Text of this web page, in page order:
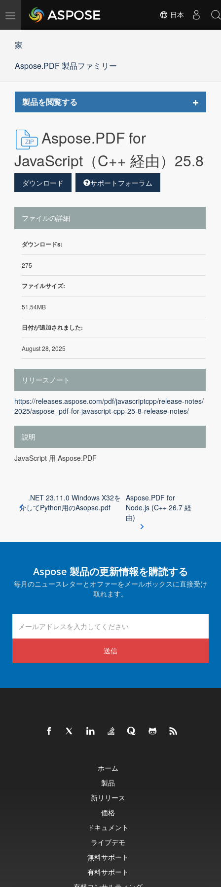
ナ
ー
ョ
切
日本
家
Aspose.PDF 製品ファミリー
製品を閲覧する
Toggle
Aspose.PDF for
JavaScript（C++ 経由）25.8
ダウンロード サポートフォーラム
ファイルの詳細
ダウンロードs:
275
ファイルサイズ:
51.54MB
日付が追加されました:
August 28, 2025
リリースノート
https://releases.aspose.com/pdf/javascriptcpp/release-notes/
2025/aspose_pdf-for-javascript-cpp-25-8-release-notes/
説明
JavaScript 用 Aspose.PDF
.NET 23.11.0 Windows X32を
介してPython用のAsopse.pdf
Aspose.PDF for
Node.js (C++ 26.7 経
由)
Aspose 製品の更新情報を購読する
毎月のニュースレターとオファーをメールボックスに直接受け
取れます。
送信
ホーム
製品
新リリース
価格
ドキュメント
ライブデモ
無料サポート
有料サポート